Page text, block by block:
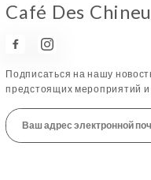
Café Des
Подписаться на нашу
предстоящих мероприятий и